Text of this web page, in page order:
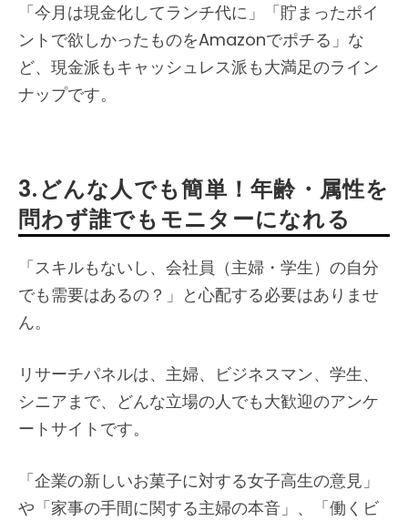
「今月は現金化してランチ代に」「貯まったポイ
ントで欲しかったものをAmazonでポチる」な
ど、現金派もキャッシュレス派も大満足のライン
ナップです。
3.どんな人でも簡単！年齢・属性を
問わず誰でもモニターになれる
「スキルもないし、会社員（主婦・学生）の自分
でも需要はあるの？」と心配する必要はありませ
ん。
リサーチパネルは、主婦、ビジネスマン、学生、
シニアまで、どんな立場の人でも大歓迎のアンケ
ートサイトです。
「企業の新しいお菓子に対する女子高生の意見」
や「家事の手間に関する主婦の本音」、「働くビ